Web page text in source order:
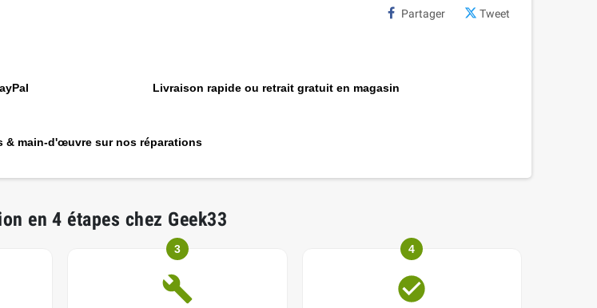
Partager Tweet
Livraison rapide ou retrait gratuit en magasin
& main-d'œuvre sur nos réparations
en 4 étapes chez Geek33
3 4